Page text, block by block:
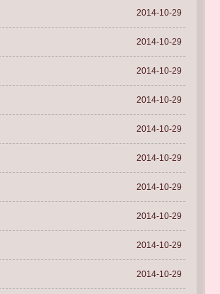
2014-10-29
2014-10-29
2014-10-29
2014-10-29
2014-10-29
2014-10-29
2014-10-29
2014-10-29
2014-10-29
2014-10-29